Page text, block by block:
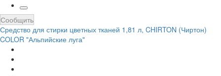
Сообщить
Средство для стирки цветных тканей 1,81 л, CHIRTON (Чиртон)
COLOR "Альпийские луга"